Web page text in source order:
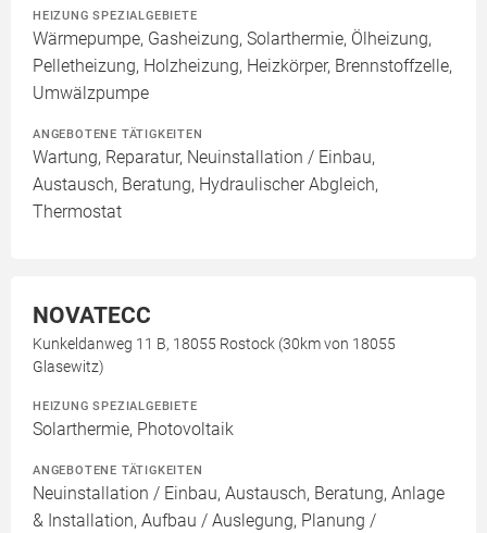
HEIZUNG SPEZIALGEBIETE
Wärmepumpe, Gasheizung, Solarthermie, Ölheizung,
Pelletheizung, Holzheizung, Heizkörper, Brennstoffzelle,
Umwälzpumpe
ANGEBOTENE TÄTIGKEITEN
Wartung, Reparatur, Neuinstallation / Einbau,
Austausch, Beratung, Hydraulischer Abgleich,
Thermostat
NOVATECC
Kunkeldanweg 11 B, 18055 Rostock (30km von 18055
Glasewitz)
HEIZUNG SPEZIALGEBIETE
Solarthermie, Photovoltaik
ANGEBOTENE TÄTIGKEITEN
Neuinstallation / Einbau, Austausch, Beratung, Anlage
& Installation, Aufbau / Auslegung, Planung /